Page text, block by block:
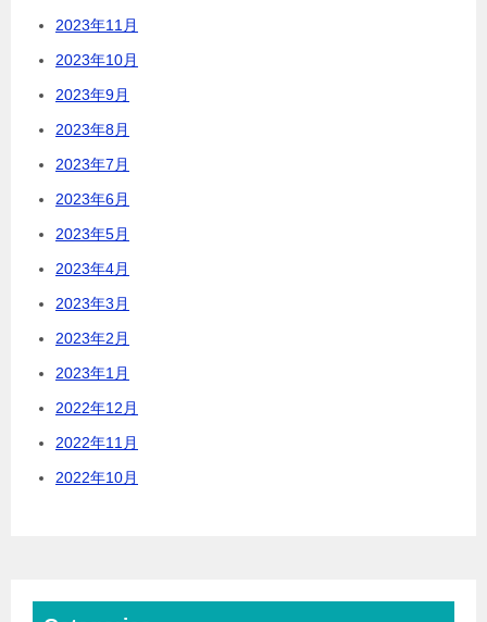
2023年11月
2023年10月
2023年9月
2023年8月
2023年7月
2023年6月
2023年5月
2023年4月
2023年3月
2023年2月
2023年1月
2022年12月
2022年11月
2022年10月